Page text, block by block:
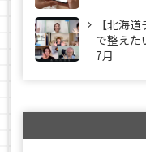
【北海
で整えた
7月